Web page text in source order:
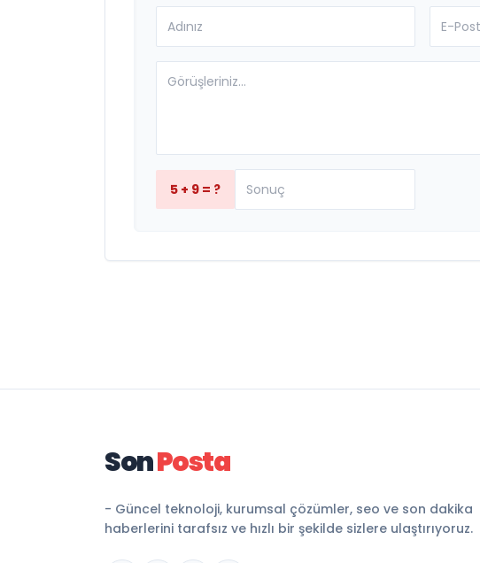
5 + 9 = ?
SonPosta
- Güncel teknoloji, kurumsal çözümler, seo ve son dakika
haberlerini tarafsız ve hızlı bir şekilde sizlere ulaştırıyoruz.